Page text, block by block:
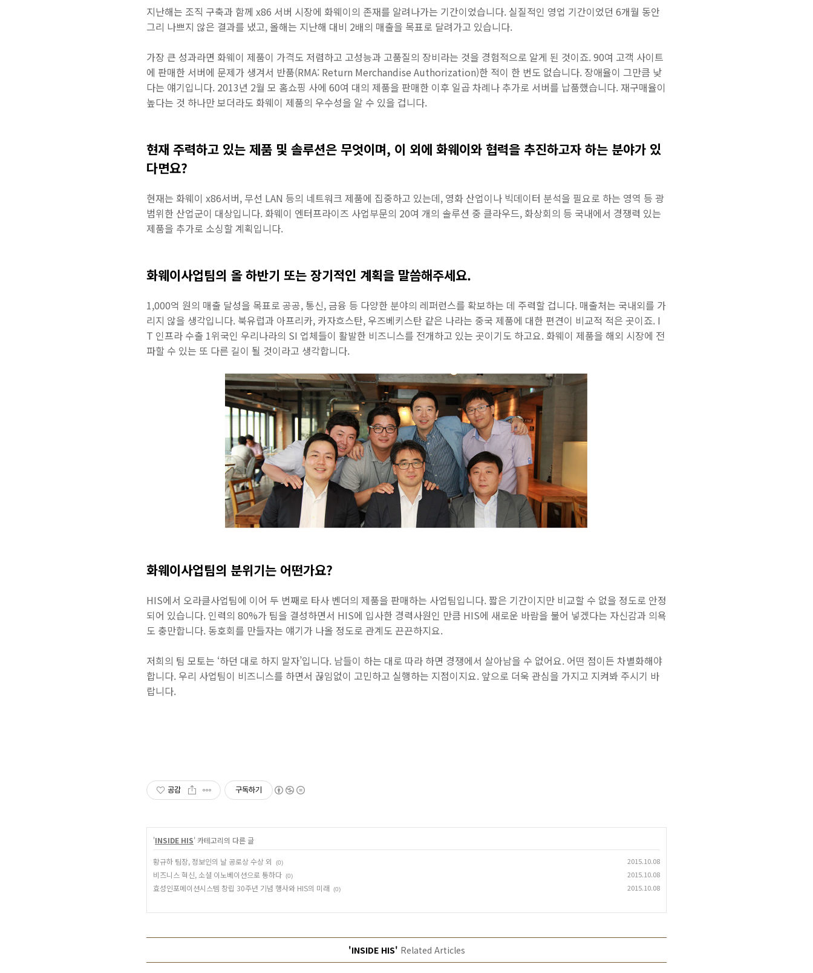
지난해는 조직 구축과 함께 x86 서버 시장에 화웨이의 존재를 알려나가는 기간이었습니다. 실질적인 영업 기간이었던 6개월 동안
그리 나쁘지 않은 결과를 냈고, 올해는 지난해 대비 2배의 매출을 목표로 달려가고 있습니다.
가장 큰 성과라면 화웨이 제품이 가격도 저렴하고 고성능과 고품질의 장비라는 것을 경험적으로 알게 된 것이죠. 90여 고객 사이트
에 판매한 서버에 문제가 생겨서 반품(RMA: Return Merchandise Authorization)한 적이 한 번도 없습니다. 장애율이 그만큼 낮
다는 얘기입니다. 2013년 2월 모 홈쇼핑 사에 60여 대의 제품을 판매한 이후 일곱 차례나 추가로 서버를 납품했습니다. 재구매율이
높다는 것 하나만 보더라도 화웨이 제품의 우수성을 알 수 있을 겁니다.
현재 주력하고 있는 제품 및 솔루션은 무엇이며, 이 외에 화웨이와 협력을 추진하고자 하는 분야가 있
다면요?
현재는 화웨이 x86서버, 무선 LAN 등의 네트워크 제품에 집중하고 있는데, 영화 산업이나 빅데이터 분석을 필요로 하는 영역 등 광
범위한 산업군이 대상입니다. 화웨이 엔터프라이즈 사업부문의 20여 개의 솔루션 중 클라우드, 화상회의 등 국내에서 경쟁력 있는
제품을 추가로 소싱할 계획입니다.
화웨이사업팀의 올 하반기 또는 장기적인 계획을 말씀해주세요.
1,000억 원의 매출 달성을 목표로 공공, 통신, 금융 등 다양한 분야의 레퍼런스를 확보하는 데 주력할 겁니다. 매출처는 국내외를 가
리지 않을 생각입니다. 북유럽과 아프리카, 카자흐스탄, 우즈베키스탄 같은 나라는 중국 제품에 대한 편견이 비교적 적은 곳이죠. I
T 인프라 수출 1위국인 우리나라의 SI 업체들이 활발한 비즈니스를 전개하고 있는 곳이기도 하고요. 화웨이 제품을 해외 시장에 전
파할 수 있는 또 다른 길이 될 것이라고 생각합니다.
화웨이사업팀의 분위기는 어떤가요?
HIS에서 오라클사업팀에 이어 두 번째로 타사 벤더의 제품을 판매하는 사업팀입니다. 짧은 기간이지만 비교할 수 없을 정도로 안정
되어 있습니다. 인력의 80%가 팀을 결성하면서 HIS에 입사한 경력사원인 만큼 HIS에 새로운 바람을 불어 넣겠다는 자신감과 의욕
도 충만합니다. 동호회를 만들자는 얘기가 나올 정도로 관계도 끈끈하지요.
저희의 팀 모토는 ‘하던 대로 하지 말자’입니다. 남들이 하는 대로 따라 하면 경쟁에서 살아남을 수 없어요. 어떤 점이든 차별화해야
합니다. 우리 사업팀이 비즈니스를 하면서 끊임없이 고민하고 실행하는 지점이지요. 앞으로 더욱 관심을 가지고 지켜봐 주시기 바
랍니다.
공감 구독하기
'INSIDE HIS' 카테고리의 다른 글
황규하 팀장, 정보인의 날 공로상 수상 외 (0) 2015.10.08
비즈니스 혁신, 소셜 이노베이션으로 통하다 (0) 2015.10.08
효성인포메이션시스템 창립 30주년 기념 행사와 HIS의 미래 (0) 2015.10.08
'INSIDE HIS' Related Articles